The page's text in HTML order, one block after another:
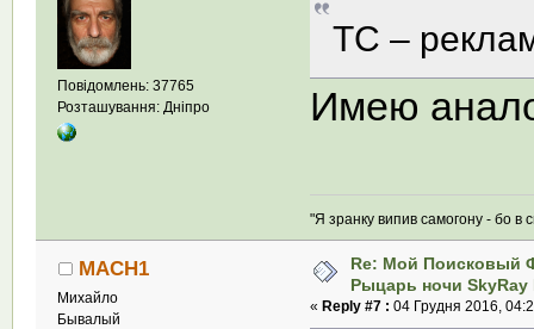
Повідомлень: 37765
Розташування: Дніпро
ТС –
Имею
"Я зранку випив самогону - бо в
MACH1
Михайло
Бывалый
Re: Мой Поисковый
Рыцарь ночи SkyRay
« Reply #7 : 04 Грудня 2016,